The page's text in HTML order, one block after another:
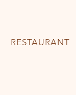
RESTAURANT